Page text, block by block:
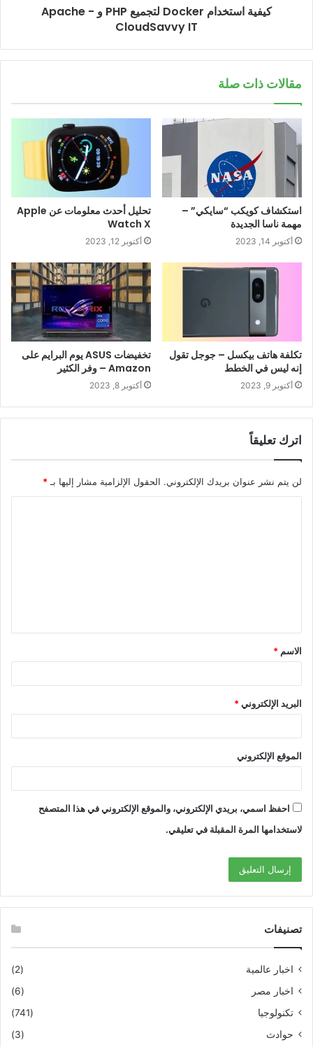
كيفية استخدام Docker لتجميع PHP و Apache -
CloudSavvy IT
مقالات ذات صلة
استكشاف كويكب “سايكي” –
مهمة ناسا الجديدة
أكتوبر 14, 2023
تحليل أحدث معلومات عن Apple
Watch X
أكتوبر 12, 2023
تكلفة هاتف بيكسل – جوجل تقول
إنه ليس في الخطط
أكتوبر 9, 2023
تخفيضات ASUS يوم البرايم على
Amazon – وفر الكثير
أكتوبر 8, 2023
اترك تعليقاً
لن يتم نشر عنوان بريدك الإلكتروني. الحقول الإلزامية مشار إليها بـ *
الاسم *
البريد الإلكتروني*
الموقع الإلكتروني
احفظ اسمي، بريدي الإلكتروني، والموقع الإلكتروني في هذا المتصفح
لاستخدامها المرة المقبلة في تعليقي.
تصنيفات
اخبار عالمية
(2)
اخبار مصر
(6)
تكنولوجيا
(741)
حوادث
(3)